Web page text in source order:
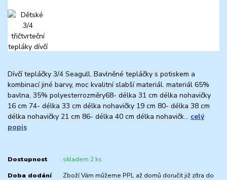
Dívčí tepláčky 3/4 Seagull. Bavlněné tepláčky s potiskem a
kombinací jiné barvy, moc kvalitní slabší materiál. materiál 65%
bavlna, 35% polyesterrozměry68- délka 31 cm délka nohavičky
16 cm 74- délka 33 cm délka nohavičky 19 cm 80- délka 38 cm
délka nohavičky 21 cm 86- délka 40 cm délka nohavičk... celý
popis
Dostupnost skladem 2 ks
Doba dodání
Zboží Vám můžeme PPL až domů doručit již zítra do